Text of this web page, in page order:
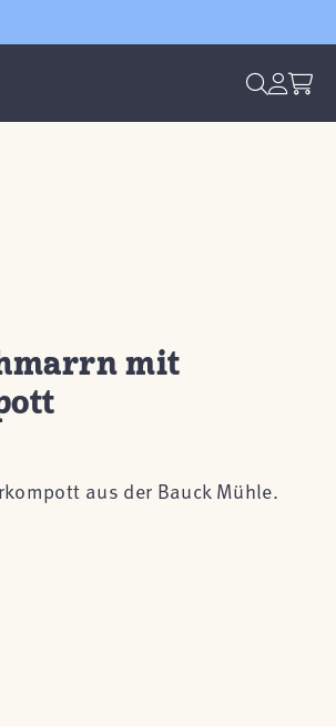
mit
aus der Bauck Mühle.